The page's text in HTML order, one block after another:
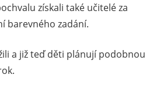
získali také učitelé za
barevného zadání.
a již teď děti plánují podobnou